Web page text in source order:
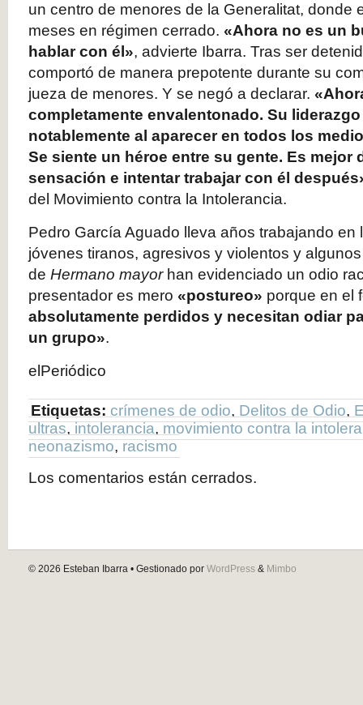
un centro de menores de la Generalitat, donde
meses en régimen cerrado. «Ahora no es un
hablar con él», advierte Ibarra. Tras ser
comportó de manera prepotente durante su
jueza de menores. Y se negó a declarar.
completamente envalentonado. Su
notablemente al aparecer en todos los
Se siente un héroe entre su gente. Es mejor
sensación e intentar trabajar con él
del Movimiento contra la Intolerancia.
Pedro García Aguado lleva años trabajando en
jóvenes tiranos, agresivos y violentos y
de Hermano mayorhan evidenciado un odio
presentador es mero «postureo» porque en el
absolutamente perdidos y necesitan odiar
un grupo».
elPeriódico
Etiquetas: crímenes de odio, Delitos de Odio,
ultras, intolerancia, movimiento contra la
neonazismo, racismo
Los comentarios están cerrados.
© 2026 Esteban Ibarra • Gestionado por WordPress & Mimbo